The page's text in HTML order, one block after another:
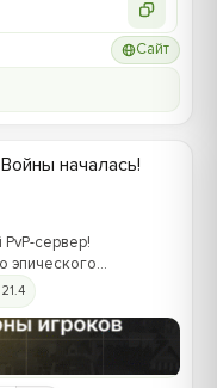
Сайт
началась!
сервер!
эпического
и Йотунами!